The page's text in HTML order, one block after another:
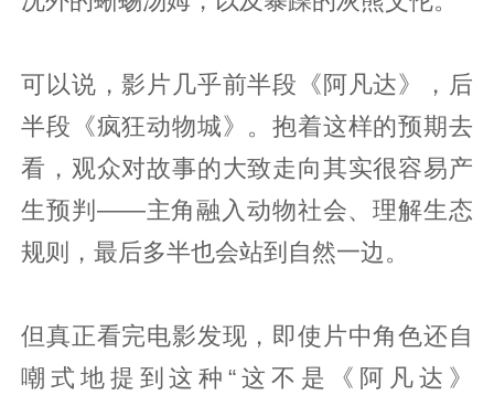
可以说，影片几乎前半段《阿凡达》，后
半段《疯狂动物城》。抱着这样的预期去
看，观众对故事的大致走向其实很容易产
生预判——主角融入动物社会、理解生态
规则，最后多半也会站到自然一边。
但真正看完电影发现，即使片中角色还自
嘲式地提到这种“这不是《阿凡达》